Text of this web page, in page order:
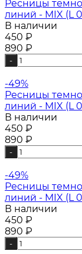
Ресницы
линий - MIX (L
В наличии
450 ₽
890 ₽
-
-49%
Ресницы
линий - MIX (L
В наличии
450 ₽
890 ₽
-
-49%
Ресницы
линий - MIX (L
В наличии
450 ₽
890 ₽
-